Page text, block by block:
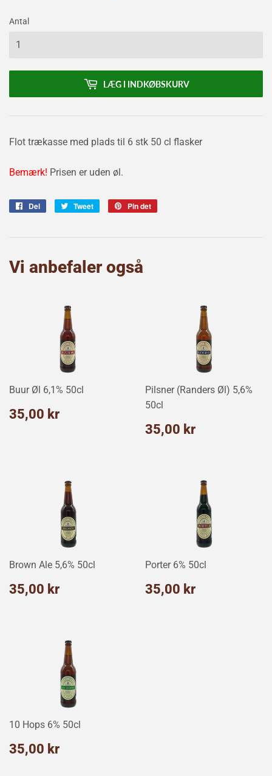
Antal
LÆG I INDKØBSKURV
Flot trækasse med plads til 6 stk 50 cl flasker
Bemærk! Prisen er uden øl.
Del Tweet
Tweet
Pin det
Vi anbefaler også
Buur Øl 6,1% 50cl
Normalpris
35,00 kr
Pilsner (Randers Øl) 5,6%
50cl
Normalpris
35,00 kr
Brown Ale 5,6% 50cl
Normalpris
35,00 kr
Porter 6% 50cl
Normalpris
35,00 kr
10 Hops 6% 50cl
Normalpris
35,00 kr